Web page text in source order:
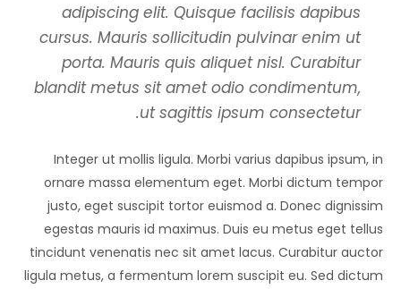
adipiscing elit. Quisque facilisis dapibus
cursus. Mauris sollicitudin pulvinar enim ut
porta. Mauris quis aliquet nisl. Curabitur
blandit metus sit amet odio condimentum,
ut sagittis ipsum consectetur.
Integer ut mollis ligula. Morbi varius dapibus ipsum, in
ornare massa elementum eget. Morbi dictum tempor
justo, eget suscipit tortor euismod a. Donec dignissim
egestas mauris id maximus. Duis eu metus eget tellus
tincidunt venenatis nec sit amet lacus. Curabitur auctor
ligula metus, a fermentum lorem suscipit eu. Sed dictum